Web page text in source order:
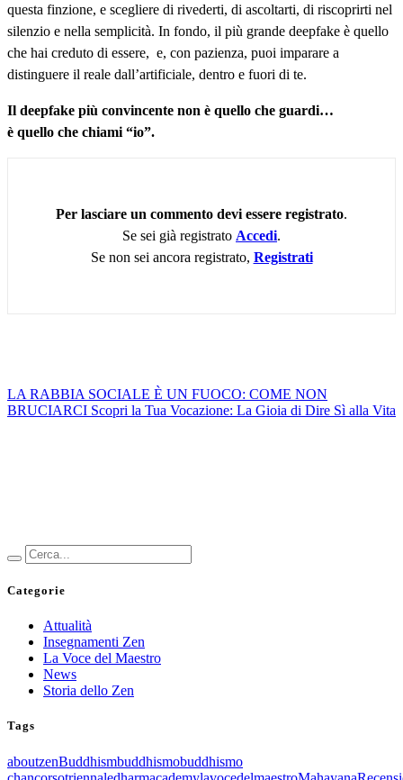
questa finzione, e scegliere di rivederti, di ascoltarti, di riscoprirti nel
silenzio e nella semplicità. In fondo, il più grande deepfake è quello
che hai creduto di essere, e, con pazienza, puoi imparare a
distinguere il reale dall’artificiale, dentro e fuori di te.
Il deepfake più convincente non è quello che guardi…
è quello che chiami “io”.
Per lasciare un commento devi essere registrato.
Se sei già registrato Accedi.
Se non sei ancora registrato, Registrati
LA RABBIA SOCIALE È UN FUOCO: COME NON
BRUCIARCI Scopri la Tua Vocazione: La Gioia di Dire Sì alla Vita
Categorie
Attualità
Insegnamenti Zen
La Voce del Maestro
News
Storia dello Zen
Tags
aboutzenBuddhismbuddhismobuddhismo